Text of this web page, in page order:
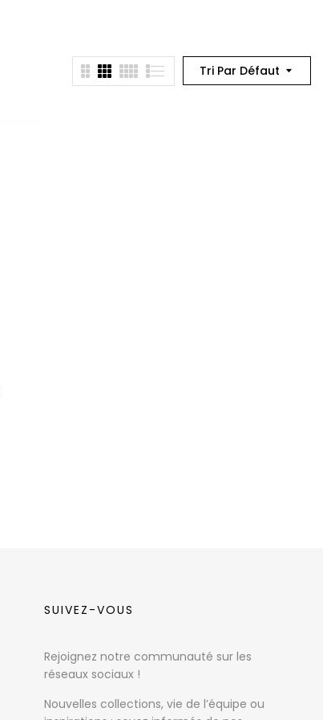
Tri Par Défaut
SUIVEZ-VOUS
Rejoignez notre communauté sur les
réseaux sociaux !
Nouvelles collections, vie de l’équipe ou